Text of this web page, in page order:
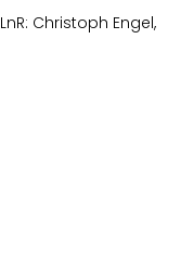
Christoph Engel,